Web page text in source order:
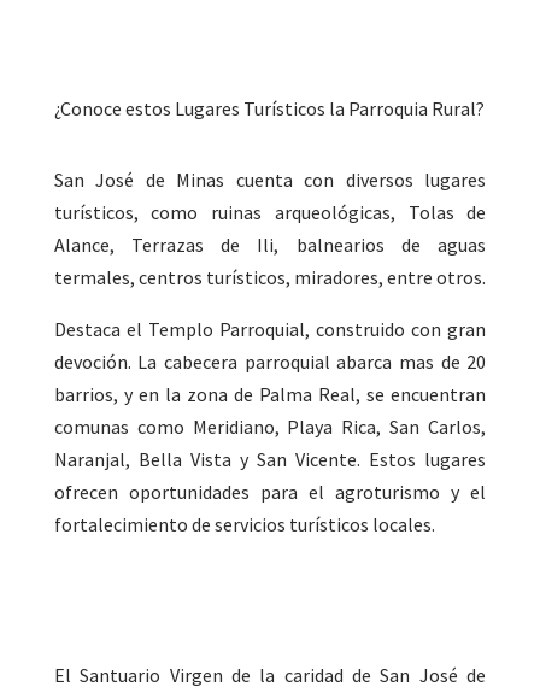
¿Conoce estos Lugares Turísticos la Parroquia Rural?
San José de Minas cuenta con diversos lugares
turísticos, como ruinas arqueológicas, Tolas de
Alance, Terrazas de Ili, balnearios de aguas
termales, centros turísticos, miradores, entre otros.
Destaca el Templo Parroquial, construido con gran
devoción. La cabecera parroquial abarca mas de 20
barrios, y en la zona de Palma Real, se encuentran
comunas como Meridiano, Playa Rica, San Carlos,
Naranjal, Bella Vista y San Vicente. Estos lugares
ofrecen oportunidades para el agroturismo y el
fortalecimiento de servicios turísticos locales.
El Santuario Virgen de la caridad de San José de